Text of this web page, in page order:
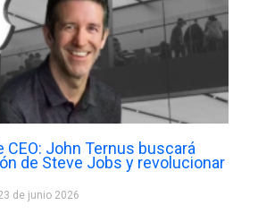
CEO: John Ternus buscará
de Steve Jobs y revolucionar
de junio 2026